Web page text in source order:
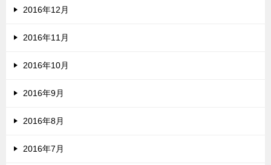
2016年12月
2016年11月
2016年10月
2016年9月
2016年8月
2016年7月